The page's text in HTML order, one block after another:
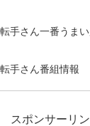
手さん一番うま
手さん番組情報
スポンサーリ